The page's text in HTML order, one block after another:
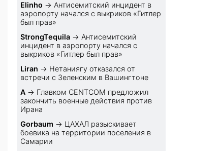
Elinho → Антисемитский инцидент в
аэропорту начался с выкриков «Гитлер
был прав»
StrongTequila → Антисемитский
инцидент в аэропорту начался с
выкриков «Гитлер был прав»
Liran → Нетаниягу отказался от
встречи с Зеленским в Вашингтоне
A → Главком CENTCOM предложил
закончить военные действия против
Ирана
Gorbaum → ЦАХАЛ разыскивает
боевика на территории поселения в
Самарии